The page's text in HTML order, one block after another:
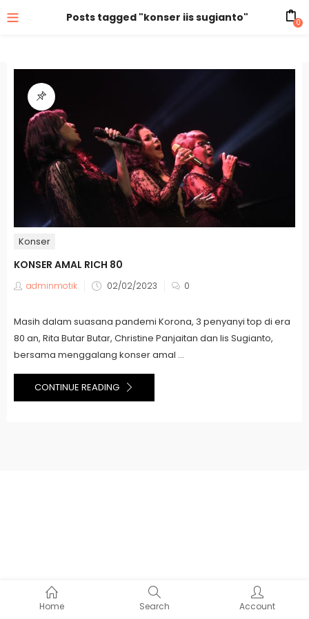
Posts tagged "konser iis sugianto" 0
Home Search Account
Konser
KONSER AMAL RICH 80
adminmotik 02/02/2023 0
Masih dalam suasana pandemi Korona, 3 penyanyi top di era
80 an, Rita Butar Butar, Christine Panjaitan dan Iis Sugianto,
bersama menggalang konser amal ...
CONTINUE READING